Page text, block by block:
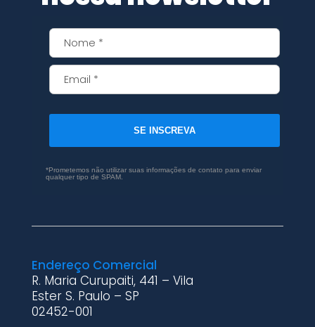
SE INSCREVA
*Prometemos não utilizar suas informações de contato para enviar
qualquer tipo de SPAM.
Endereço Comercial
R. Maria Curupaiti, 441 – Vila
Ester S. Paulo – SP
02452-001